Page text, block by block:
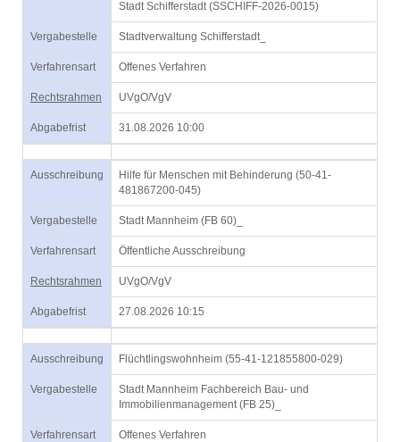
Stadt Schifferstadt (SSCHIFF-2026-0015)
Vergabestelle Stadtverwaltung Schifferstadt_
Verfahrensart Offenes Verfahren
Rechtsrahmen UVgO/VgV
Abgabefrist 31.08.2026 10:00
Ausschreibung
Hilfe für Menschen mit Behinderung (50-41-
481867200-045)
Vergabestelle Stadt Mannheim (FB 60)_
Verfahrensart Öffentliche Ausschreibung
Rechtsrahmen UVgO/VgV
Abgabefrist 27.08.2026 10:15
Ausschreibung Flüchtlingswohnheim (55-41-121855800-029)
Vergabestelle
Stadt Mannheim Fachbereich Bau- und
Immobilienmanagement (FB 25)_
Verfahrensart Offenes Verfahren